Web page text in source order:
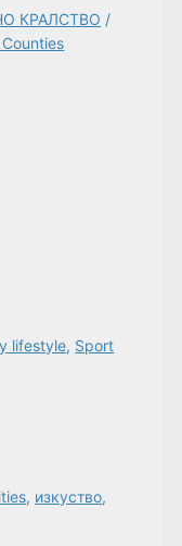
КРАЛСТВО /
lifestyle, Sport
, изкуство,